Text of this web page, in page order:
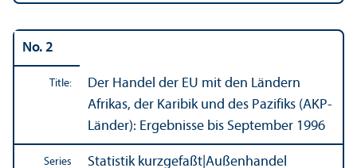
No. 2
Title:
Der Handel der EU mit den Ländern
Afrikas, der Karibik und des Pazifiks (AKP-
Länder): Ergebnisse bis September 1996
Series
Statistik kurzgefaßt Außenhandel